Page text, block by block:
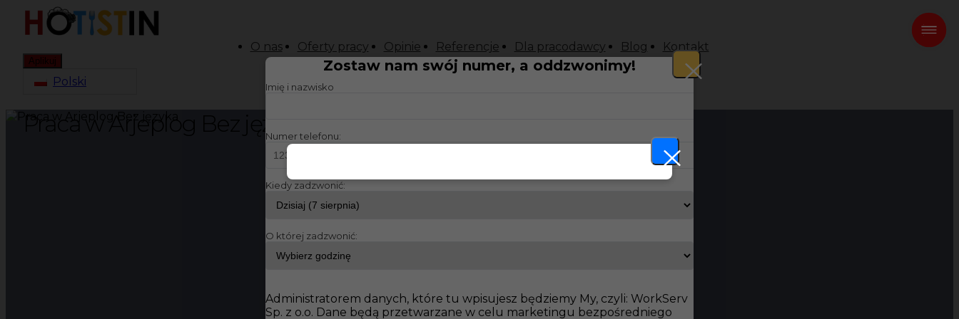
O nas Oferty pracy Opinie Referencje Dla pracodawcy Blog Kontakt
Aplikuj
Polski
Zostaw nam swój numer, a oddzwonimy!
Imię i nazwisko
Numer telefonu:
Kiedy zadzwonić:
O której zadzwonić:
Administratorem danych, które tu wpisujesz będziemy My, czyli: WorkServ
Sp. z o.o. Dane będą przetwarzane w celu marketingu bezpośredniego